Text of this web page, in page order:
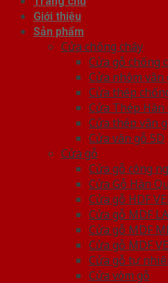
Giới thiệu
Sản phẩm
Cửa chống cháy
Cửa gỗ chống
Cửa nhôm vân
Cửa thép
Cửa Thép Hàn
Cửa thép vân
Cửa vân gỗ 5D
Cửa gỗ
Cửa gỗ công
Cửa Gỗ Hàn
Cửa gỗ HDF
Cửa gỗ MDF
Cửa gỗ MDF
Cửa gỗ MDF
Cửa gỗ tự
Cửa vòm gỗ